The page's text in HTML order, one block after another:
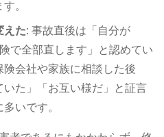
。
えた: 事故直後は「自分が
で全部直します」と認めてい
会社や家族に相談した後
いた」「お互い様だ」と証言
いです。